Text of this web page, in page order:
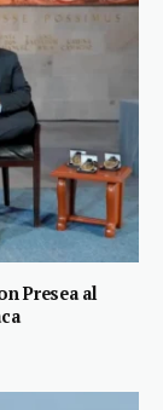
Presea al